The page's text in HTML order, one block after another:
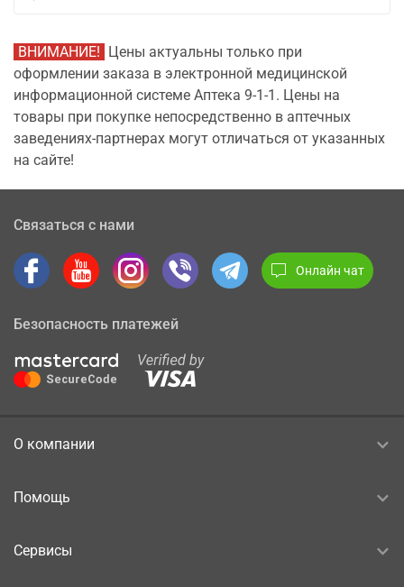
ВНИМАНИЕ! Цены актуальны только при
оформлении заказа в электронной медицинской
информационной системе Аптека 9-1-1. Цены на
товары при покупке непосредственно в аптечных
заведениях-партнерах могут отличаться от указанных
на сайте!
Связаться с нами
Онлайн чат
Безопасность платежей
О компании
Помощь
Сервисы